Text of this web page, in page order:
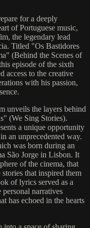
for a deeply
of Portuguese music,
the legendary lead
Titled "Os Bastidores
(Behind the Scenes of
episode of the sixth
access to the creative
with his passion,
unveils the layers behind
(We Sing Stories).
a unique opportunity
an unprecedented way.
was born during an
São Jorge in Lisbon. It
of the cinema, that
that inspired them
of lyrics served as a
personal narratives
has echoed in the hearts